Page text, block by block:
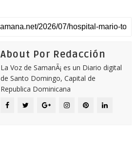
About Por Redacción
La Voz de SamanÃ¡ es un Diario digital
de Santo Domingo, Capital de
Republica Dominicana